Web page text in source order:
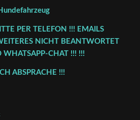
PER TELEFON !!! EMAILS
NICHT BEANTWORTET
WHATSAPP-CHAT !!! !!!
ABSPRACHE !!!